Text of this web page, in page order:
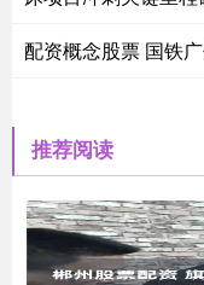
配资概念股票 国铁
推荐阅读